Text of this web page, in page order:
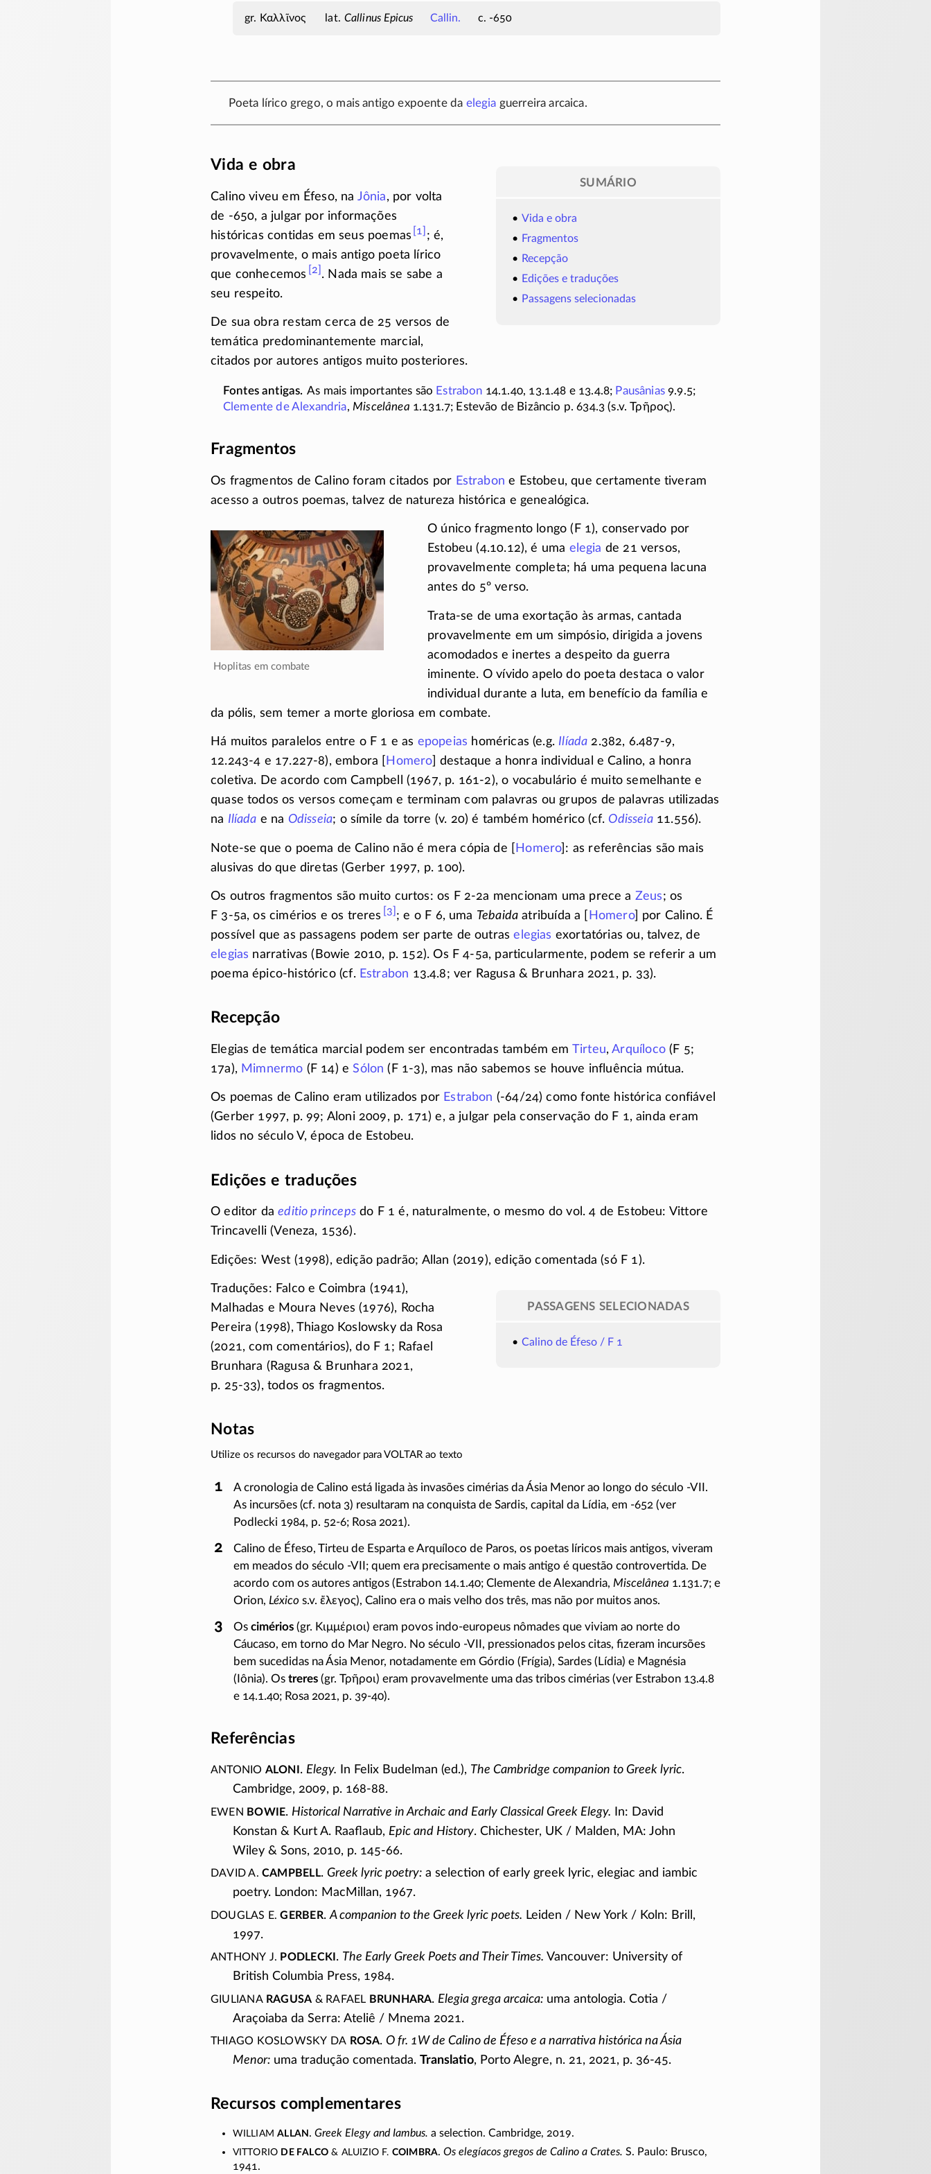
Καλλῖνος Callinus Epicus Callin. c. -650
Poeta lírico grego, o mais antigo expoente da elegia guerreira arcaica.
SUMÁRIO
Vida e obra
Fragmentos
Recepção
Edições e traduções
Passagens selecionadas
Vida e obra
Calino viveu em Éfeso, na Jônia, por volta
de -650, a julgar por informações
históricas contidas em seus poemas [1] ; é,
provavelmente, o mais antigo poeta lírico
que conhecemos
[2] . Nada mais se sabe a
seu respeito.
De sua obra restam cerca de 25 versos de
temática predominantemente marcial,
citados por autores antigos muito posteriores.
As mais importantes são Estrabon 14.1.40, 13.1.48 e 13.4.8; Pausânias 9.9.5;
Clemente de Alexandria, Miscelânea 1.131.7; Estevão de Bizâncio p. 634.3 (s.v. Τρῆρος).
Fragmentos
Os fragmentos de Calino foram citados por Estrabon e Estobeu, que certamente tiveram
acesso a outros poemas, talvez de natureza histórica e genealógica.
Hoplitas em combate
O único fragmento longo(F 1), conservado por
Estobeu(4.10.12), é uma elegia de 21 versos,
provavelmente completa; há uma pequena lacuna
antes do 5º verso.
Trata-se de uma exortação às armas, cantada
provavelmente em um simpósio, dirigida a jovens
acomodados e inertes a despeito da guerra
iminente. O vívido apelo do poeta destaca o valor
individual durante a luta, em benefício da família e
da pólis, sem temer a morte gloriosa em combate.
Há muitos paralelos entre o F 1 e as epopeias homéricas (e.g. Ilíada 2.382, 6.487-9,
12.243-4 e 17.227-8), embora [ Homero] destaque a honra individual e Calino, a honra
coletiva. De acordo com Campbell (1967, p. 161-2), o vocabulário é muito semelhante e
quase todos os versos começam e terminam com palavras ou grupos de palavras utilizadas
na Ilíada e na Odisseia; o símile da torre (v. 20) é também homérico (cf. Odisseia 11.556).
Note-se que o poema de Calino não é mera cópia de [ Homero]: as referências são mais
alusivas do que diretas (Gerber 1997, p. 100).
Os outros fragmentos são muito curtos: os F 2-2a mencionam uma prece a Zeus; os
F 3-5a, os cimérios e os treres [3] ; e o F 6, uma Tebaida atribuída a [ Homero] por Calino. É
possível que as passagens podem ser parte de outraselegias exortatórias ou, talvez, de
elegias narrativas (Bowie 2010, p. 152). Os F 4-5a, particularmente, podem se referir a um
poemaépico-histórico(cf. Estrabon 13.4.8; ver Ragusa & Brunhara 2021, p. 33).
Recepção
Elegias de temática marcial podem ser encontradas também em Tirteu,Arquíloco (F 5;
17a), Mimnermo (F 14) eSólon (F 1-3), mas não sabemos se houve influência mútua.
Os poemas de Calino eram utilizados por Estrabon (-64/24) como fonte histórica confiável
(Gerber 1997, p. 99; Aloni 2009, p. 171) e, a julgar pela conservação do F 1, ainda eram
lidos no século V, época de Estobeu.
Edições e traduções
O editor daeditio princepsdo F 1 é, naturalmente, o mesmo dovol. 4 de Estobeu: Vittore
Trincavelli (Veneza, 1536).
Edições: West (1998), edição padrão; Allan (2019), edição comentada (só F 1).
PASSAGENS SELECIONADAS
Calino de Éfeso / F 1
Traduções: Falco e Coimbra (1941),
Malhadas e Moura Neves (1976), Rocha
Pereira (1998), Thiago Koslowsky da Rosa
(2021, com comentários), do F 1; Rafael
Brunhara (Ragusa & Brunhara 2021,
p. 25-33), todos os fragmentos.
Notas
Utilize os recursos do navegador para VOLTAR ao texto
A cronologia de Calino está ligada às invasões cimérias da Ásia Menor ao longo do século -VII .
As incursões (cf. nota 3) resultaram na conquista de Sardis, capital da Lídia, em -652 (ver
Podlecki 1984, p. 52-6;Rosa 2021).
Calino de Éfeso, Tirteu de Esparta e Arquíloco de Paros, os poetas líricos mais antigos, viveram
em meados do século -VII ; quem era precisamente o mais antigo é questão controvertida. De
acordo com os autores antigos (Estrabon 14.1.40; Clemente de Alexandria, Miscelânea 1.131.7; e
Orion, Léxico s.v. ἔλεγος), Calino era o mais velho dos três, mas não por muitos anos.
Os cimérios(gr. Κιμμέριοι) eram povos indo-europeus nômades que viviam ao norte do
Cáucaso, em torno do Mar Negro. No século -VII , pressionados pelos citas, fizeram incursões
bem sucedidas na Ásia Menor, notadamente em Górdio (Frígia), Sardes (Lídia) e Magnésia
(Iônia). Os treres(gr. Τρῆροι) eram provavelmente uma das tribos cimérias (ver Estrabon 13.4.8
e 14.1.40; Rosa 2021, p. 39-40).
Referências
Antonio Aloni. Elegy. In Felix Budelman (ed.), The Cambridge companion to Greek lyric.
Cambridge, 2009, p. 168-88.
Ewen Bowie. Historical Narrative in Archaic and Early Classical Greek Elegy. In: David
Konstan & Kurt A. Raaflaub, Epic and History. Chichester, UK / Malden, MA: John
Wiley & Sons, 2010, p. 145-66.
David A.Campbell. Greek lyric poetry:a selection of early greek lyric, elegiac and iambic
poetry. London: MacMillan, 1967.
Douglas E.Gerber.A companion to the Greek lyric poets. Leiden / New York / Koln: Brill,
1997.
Anthony J. Podlecki. The Early Greek Poets and Their Times. Vancouver: University of
British Columbia Press, 1984.
Giuliana Ragusa & Rafael Brunhara. Elegia grega arcaica: uma antologia.Cotia /
Araçoiaba da Serra: Ateliê / Mnema 2021.
Thiago Koslowsky da Rosa.O fr. 1W de Calino de Éfeso e a narrativa histórica na Ásia
Menor:uma tradução comentada. Translatio, Porto Alegre, n. 21, 2021, p. 36-45.
Recursos complementares
WilliamAllan.Greek Elegy and Iambus. a selection. Cambridge, 2019.
Vittorio de Falco& Aluizio F. Coimbra.Os elegíacos gregos de Calino a Crates. S. Paulo: Brusco,
1941.